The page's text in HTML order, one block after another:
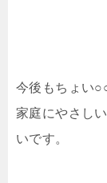
今後もちょい
家庭にやさし
いです。